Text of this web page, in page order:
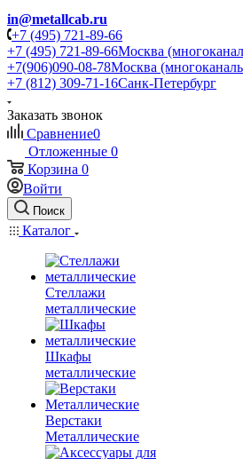
in@metallcab.ru
+7 (495) 721-89-66
+7 (495) 721-89-66Москва
+7(906)090-08-78Москва
+7 (812) 309-71-16Санк-Петербург
Заказать звонок
Сравнение0
Отложенные 0
Корзина 0
Войти
Поиск
Каталог
Стеллажи
металлические
Шкафы
металлические
Верстаки
Металлические